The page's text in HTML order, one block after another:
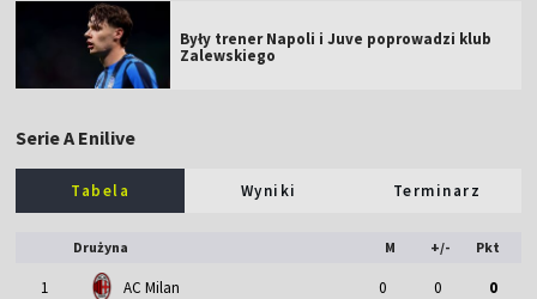
Były trener Napoli i Juve poprowadzi klub
Zalewskiego
Serie A Enilive
Tabela Wyniki Terminarz
Drużyna M +/- Pkt
1 AC Milan 0 0 0